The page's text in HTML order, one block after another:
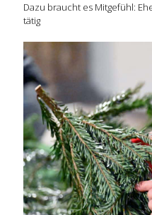
Dazu braucht es Mitgefühl:
tätig